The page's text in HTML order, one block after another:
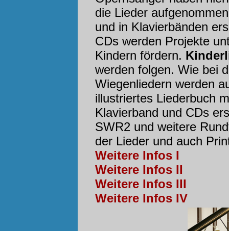
die Lieder
und in Klavierbänden
CDs werden Projekte
Kindern fördern.
werden folgen. Wie bei
Wiegenliedern werden
illustriertes Liederbuch
Klavierband und CDs
SWR2 und weitere
der Lieder und auch
Weitere Infos I
Weitere Infos II
Weitere Infos III
Weitere Infos IV